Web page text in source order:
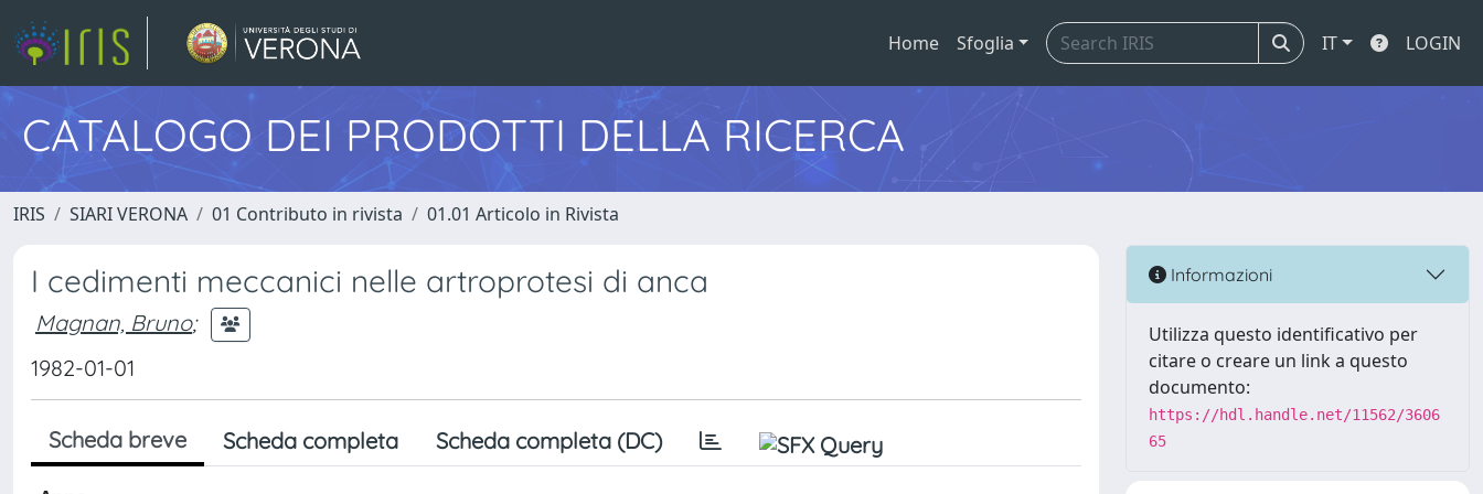
Home Sfoglia IT LOGIN
CATALOGO DEI PRODOTTI DELLA RICERCA
IRIS SIARI VERONA 01 Contributo in rivista 01.01 Articolo in Rivista
I cedimenti meccanici nelle artroprotesi di anca
Magnan, Bruno;
1982-01-01
Scheda breve Scheda completa Scheda completa (DC)
Informazioni
Utilizza questo identificativo per
citare o creare un link a questo
documento:
https://hdl.handle.net/11562/3606
65